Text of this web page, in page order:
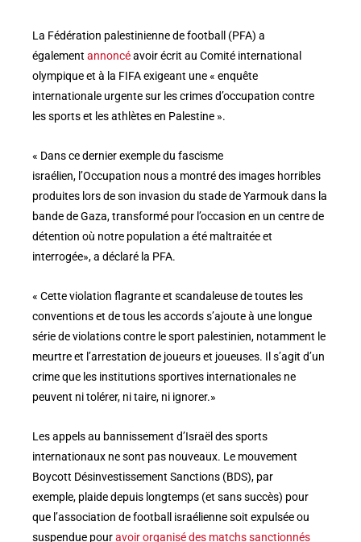
La Fédération palestinienne de football (PFA) a
également annoncéavoir écrit au Comité international
olympique et à la FIFA exigeant une « enquête
internationale urgente sur les crimes d’occupation contre
les sports et les athlètes en Palestine ».
« Dans ce dernier exemple du fascisme
israélien, l’Occupation nous a montré des images horribles
produites lors de son invasion du stade de Yarmouk dans la
bande de Gaza, transformé pour l’occasion en un centre de
détention où notre population a été maltraitée et
interrogée», a déclaré la PFA.
« Cette violation flagrante et scandaleuse de toutes les
conventions et de tous les accords s’ajoute à une longue
série de violations contre le sport palestinien, notamment le
meurtre et l’arrestation de joueurs et joueuses. Il s’agit d’un
crime que les institutions sportives internationales ne
peuvent ni tolérer, ni taire, ni ignorer.»
Les appels au bannissement d’Israël des sports
internationaux ne sont pas nouveaux. Le mouvement
Boycott Désinvestissement Sanctions (BDS), par
exemple, plaide depuis longtemps (et sans succès) pour
que l’association de football israélienne soit expulsée ou
suspendue pouravoir organisé des matchs sanctionnés